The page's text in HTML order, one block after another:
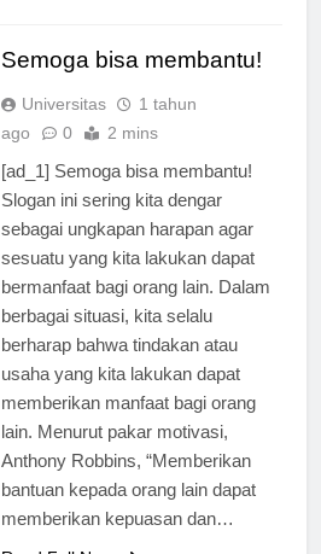
Semoga bisa membantu!
Universitas
1 tahun
[ad_1] Semoga bisa membantu!
Slogan ini sering kita dengar
sebagai ungkapan harapan agar
sesuatu yang kita lakukan dapat
bermanfaat bagi orang lain. Dalam
berbagai situasi, kita selalu
berharap bahwa tindakan atau
usaha yang kita lakukan dapat
memberikan manfaat bagi orang
lain. Menurut pakar motivasi,
Anthony Robbins, “Memberikan
bantuan kepada orang lain dapat